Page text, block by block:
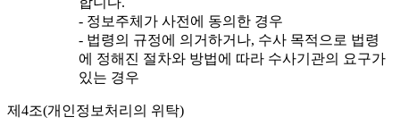
- 정보주체가 사전에 동의한 경우
- 법령의 규정에 의거하거나, 수사 목적으로 법령
에 정해진 절차와 방법에 따라 수사기관의 요구가
있는 경우
제4조(개인정보처리의 위탁)